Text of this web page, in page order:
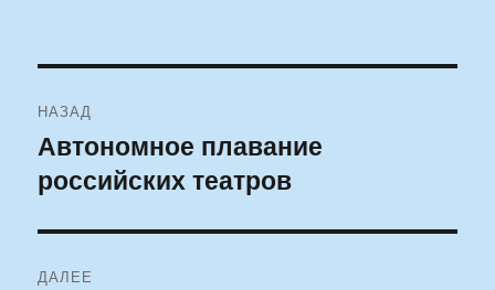
по
записям
НАЗАД
Предыдущая
запись:
Автономное плавание
российских театров
ДАЛЕЕ